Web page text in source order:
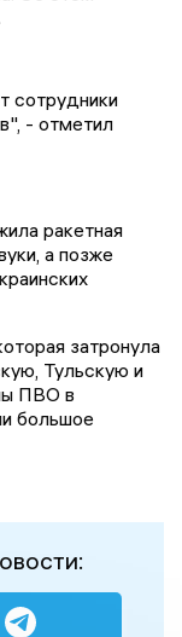
сотрудники
- отметил
ракетная
а позже
затронула
Тульскую и
ПВО в
большое